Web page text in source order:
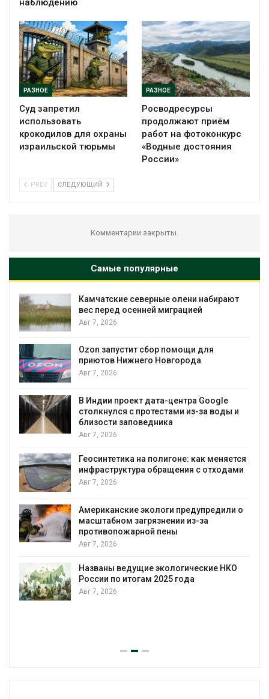
наблюдению
РАЗНОЕ
Суд запретил
использовать
крокодилов для охраны
израильской тюрьмы
РАЗНОЕ
Росводресурсы
продолжают приём
работ на фотоконкурс
«Водные достояния
России»
PREV СЛЕДУЮЩИЙ
Комментарии закрыты.
Самые популярные
Камчатские северные олени набирают
вес перед осенней миграцией
Авг 7, 2026
Ozon запустит сбор помощи для
приютов Нижнего Новгорода
Авг 7, 2026
В Индии проект дата-центра Google
столкнулся с протестами из-за воды и
близости заповедника
Авг 7, 2026
Геосинтетика на полигоне: как меняется
инфраструктура обращения с отходами
Авг 7, 2026
Американские экологи предупредили о
масштабном загрязнении из-за
противопожарной пены
Авг 7, 2026
Названы ведущие экологические НКО
России по итогам 2025 года
Авг 7, 2026